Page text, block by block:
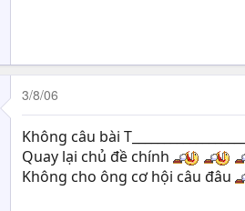
3/8/06
Không câu bài
Quay lại chủ đề chính
Không cho ông cơ hội câu đâu